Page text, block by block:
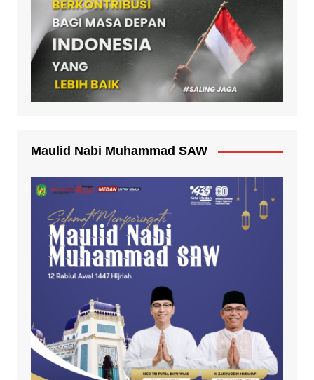
Maulid Nabi Muhammad SAW